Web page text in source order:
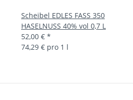
Scheibel EDLES FASS 350
HASELNUSS 40% vol 0,7 L
52,00 € *
74,29 € pro 1 l